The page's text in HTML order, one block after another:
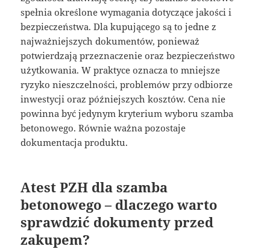
spełnia określone wymagania dotyczące jakości i
bezpieczeństwa. Dla kupującego są to jedne z
najważniejszych dokumentów, ponieważ
potwierdzają przeznaczenie oraz bezpieczeństwo
użytkowania. W praktyce oznacza to mniejsze
ryzyko nieszczelności, problemów przy odbiorze
inwestycji oraz późniejszych kosztów. Cena nie
powinna być jedynym kryterium wyboru szamba
betonowego. Równie ważna pozostaje
dokumentacja produktu.
Atest PZH dla szamba
betonowego – dlaczego warto
sprawdzić dokumenty przed
zakupem?